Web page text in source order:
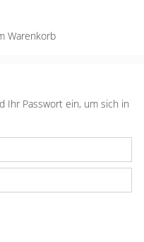
Warenkorb
Ihr Passwort ein, um sich in